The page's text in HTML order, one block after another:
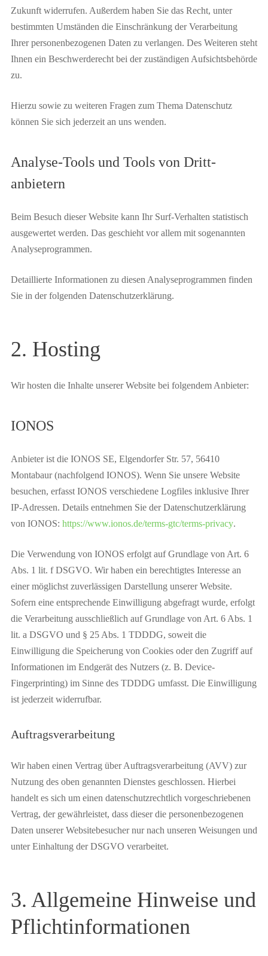
Zukunft widerrufen. Außerdem haben Sie das Recht, unter
bestimmten Umständen die Einschränkung der Verarbeitung
Ihrer personenbezogenen Daten zu verlangen. Des Weiteren steht
Ihnen ein Beschwerderecht bei der zuständigen Aufsichtsbehörde
zu.
Hierzu sowie zu weiteren Fragen zum Thema Datenschutz
können Sie sich jederzeit an uns wenden.
Analyse-Tools und Tools von Dritt­
anbietern
Beim Besuch dieser Website kann Ihr Surf-Verhalten statistisch
ausgewertet werden. Das geschieht vor allem mit sogenannten
Analyseprogrammen.
Detaillierte Informationen zu diesen Analyseprogrammen finden
Sie in der folgenden Datenschutzerklärung.
2. Hosting
Wir hosten die Inhalte unserer Website bei folgendem Anbieter:
IONOS
Anbieter ist die IONOS SE, Elgendorfer Str. 57, 56410
Montabaur (nachfolgend IONOS). Wenn Sie unsere Website
besuchen, erfasst IONOS verschiedene Logfiles inklusive Ihrer
IP-Adressen. Details entnehmen Sie der Datenschutzerklärung
von IONOS: https://www.ionos.de/terms-gtc/terms-privacy.
Die Verwendung von IONOS erfolgt auf Grundlage von Art. 6
Abs. 1 lit. f DSGVO. Wir haben ein berechtigtes Interesse an
einer möglichst zuverlässigen Darstellung unserer Website.
Sofern eine entsprechende Einwilligung abgefragt wurde, erfolgt
die Verarbeitung ausschließlich auf Grundlage von Art. 6 Abs. 1
lit. a DSGVO und § 25 Abs. 1 TDDDG, soweit die
Einwilligung die Speicherung von Cookies oder den Zugriff auf
Informationen im Endgerät des Nutzers (z. B. Device-
Fingerprinting) im Sinne des TDDDG umfasst. Die Einwilligung
ist jederzeit widerrufbar.
Auftragsverarbeitung
Wir haben einen Vertrag über Auftragsverarbeitung (AVV) zur
Nutzung des oben genannten Dienstes geschlossen. Hierbei
handelt es sich um einen datenschutzrechtlich vorgeschriebenen
Vertrag, der gewährleistet, dass dieser die personenbezogenen
Daten unserer Websitebesucher nur nach unseren Weisungen und
unter Einhaltung der DSGVO verarbeitet.
3. Allgemeine Hinweise und
Pflicht­informationen